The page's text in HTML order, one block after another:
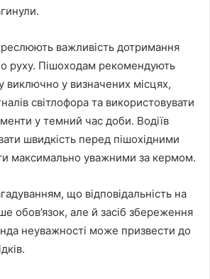
важливість дотримання
руху. Пішоходам рекомендують
виключно у визначених місцях,
світлофора та використовувати
у темний час доби. Водіїв
швидкість перед пішохідними
максимально уважними за кермом.
що відповідальність на
обов’язок, але й засіб збереження
неуважності може призвести до